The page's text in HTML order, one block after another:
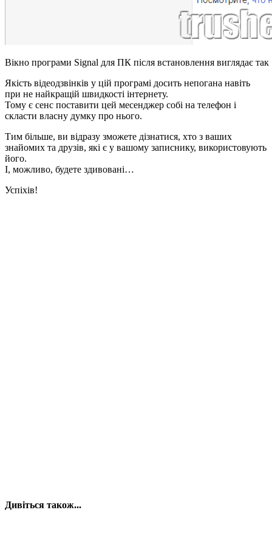
Вікно програми Signal для ПК після встановлення виглядає так
Якість відеодзвінків у цій програмі досить непогана навіть
при не найкращій швидкості інтернету.
Тому є сенс поставити цей месенджер собі на телефон і
скласти власну думку про нього.
Тим більше, ви відразу зможете дізнатися, хто з ваших
знайомих та друзів, які є у вашому записнику, використовують
його.
І, можливо, будете здивовані…
Успіхів!
Дивіться також...